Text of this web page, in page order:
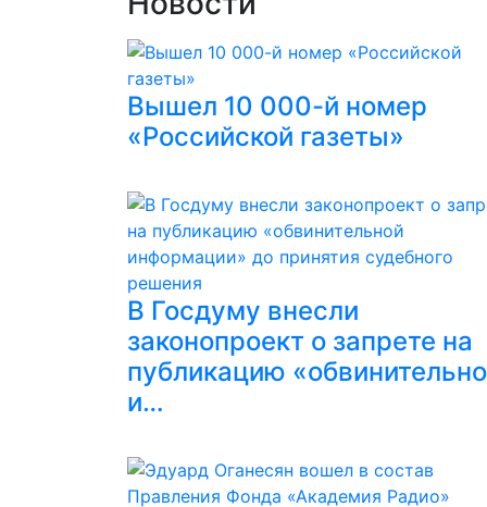
Вышел 10 000-й номер
«Российской газеты»
В Госдуму внесли
законопроект о запрете на
публикацию
и…